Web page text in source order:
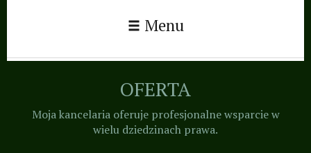
Adwokat Marcin
Jakubicz · Prawo karne,
rozwód, alimenty,
spadki, sprawy cywilne,
gospodarcze, upadłość,
odszkodowanie i
zadośćuczynienie,
Menu
OFERTA
Moja kancelaria oferuje profesjonalne wsparcie w
wielu dziedzinach prawa.